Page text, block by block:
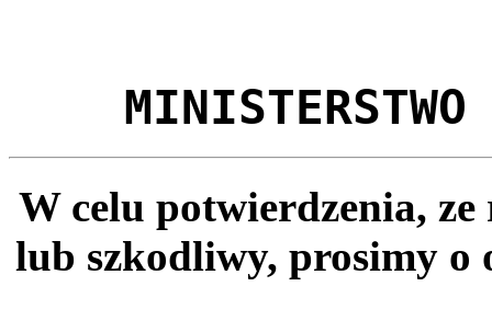
MINISTERSTWO
W celu potwierdzenia,
lub szkodliwy, prosimy o